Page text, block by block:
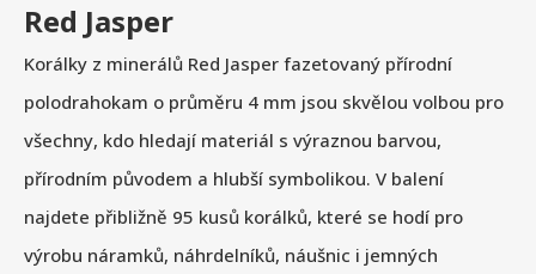
Red Jasper
Korálky z minerálů Red Jasper fazetovaný přírodní
polodrahokam o průměru 4 mm jsou skvělou volbou pro
všechny, kdo hledají materiál s výraznou barvou,
přírodním původem a hlubší symbolikou. V balení
najdete přibližně 95 kusů korálků, které se hodí pro
výrobu náramků, náhrdelníků, náušnic i jemných